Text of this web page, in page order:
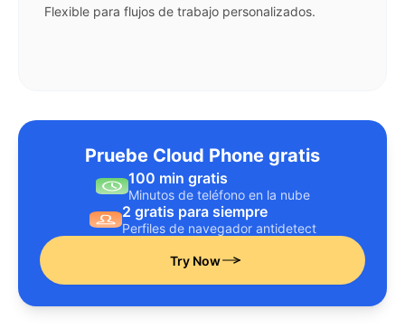
Flexible para flujos de trabajo personalizados.
Pruebe Cloud Phone gratis
100 min gratis
Minutos de teléfono en la nube
2 gratis para siempre
Perfiles de navegador antidetect
Try Now